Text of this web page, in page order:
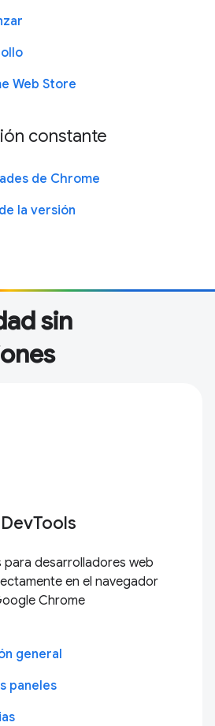
Web Store
constante
de Chrome
la versión
sin
DevTools
para desarrolladores web
en el navegador
Chrome
general
paneles